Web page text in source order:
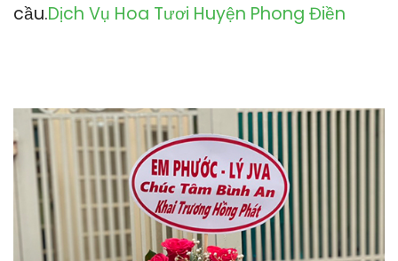
cầu.Dịch Vụ Hoa Tươi Huyện Phong Điền